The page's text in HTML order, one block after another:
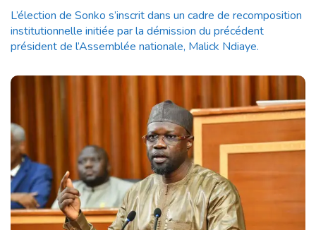
L’élection de Sonko s’inscrit dans un cadre de recomposition
institutionnelle initiée par la démission du précédent
président de l’Assemblée nationale, Malick Ndiaye.